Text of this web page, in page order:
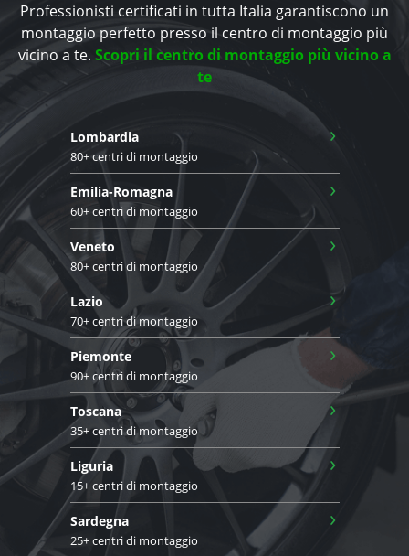
Professionisti certificati in tutta Italia garantiscono un
montaggio perfetto presso il centro di montaggio più
vicino a te. Scopri il centro di montaggio più vicino a
te
Lombardia
80+ centri di montaggio
›
Emilia-Romagna
60+ centri di montaggio
›
Veneto
80+ centri di montaggio
›
Lazio
70+ centri di montaggio
›
Piemonte
90+ centri di montaggio
›
Toscana
35+ centri di montaggio
›
Liguria
15+ centri di montaggio
›
Sardegna
25+ centri di montaggio
›